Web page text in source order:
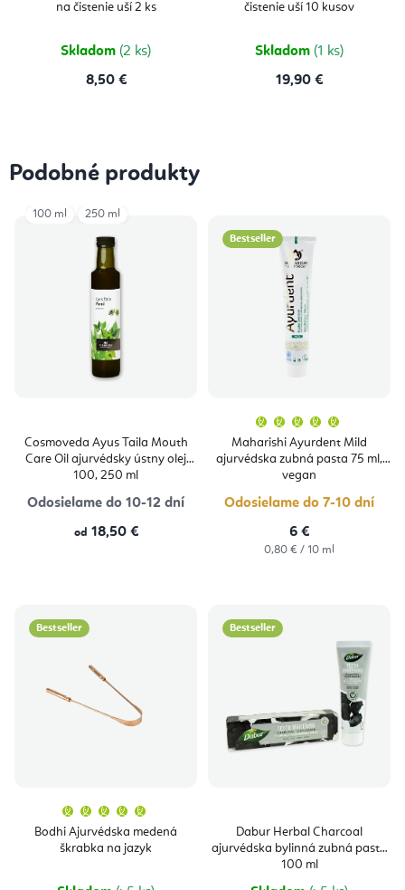
na čistenie uší 2 ks
Skladom (2 ks)
8,50 €
čistenie uší 10 kusov
Skladom (1 ks)
19,90 €
Podobné produkty
Cosmoveda Ayus Taila Mouth
Care Oil ajurvédsky ústny olej
100, 250 ml
Odosielame do 10-12 dní
od 18,50 €
100 ml 250 ml
Bestseller
Maharishi Ayurdent Mild
ajurvédska zubná pasta 75 ml,
vegan
produktu
je
5,0
Odosielame do 7-10 dní
6 €
Jednotková
0,80 € / 10 ml
Bestseller
Bodhi Ajurvédska medená
škrabka na jazyk
produktu
je
5,0
hviezdičiek.
Bestseller
Dabur Herbal Charcoal
ajurvédska bylinná zubná pasta
100 ml